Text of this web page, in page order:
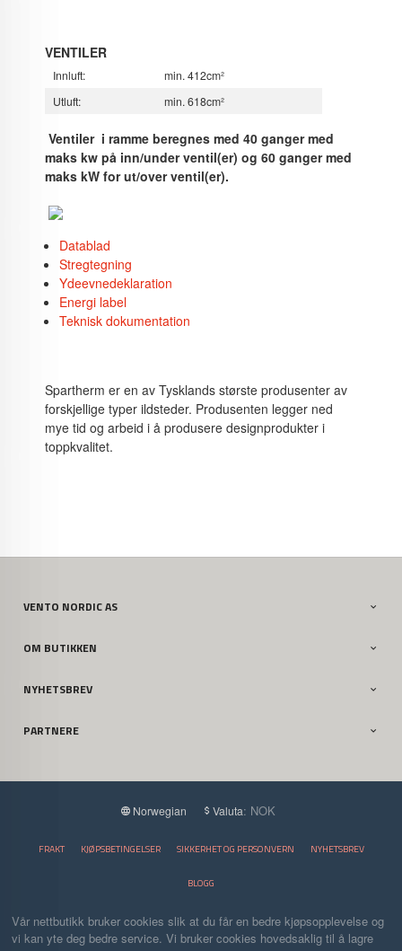
VENTILER
Innluft:
min. 412cm²
Utluft:
min. 618cm²
Ventiler i ramme beregnes med 40 ganger med
maks kw på inn/under ventil(er) og 60 ganger med
maks kW for ut/over ventil(er).
Datablad
Stregtegning
Ydeevnedeklaration
Energi label
Teknisk dokumentation
Spartherm er en av Tysklands største produsenter av
forskjellige typer ildsteder. Produsenten legger ned
mye tid og arbeid i å produsere designprodukter i
toppkvalitet.
VENTO NORDIC AS
OM BUTIKKEN
NYHETSBREV
PARTNERE
Norwegian Valuta: NOK
FRAKT KJØPSBETINGELSER SIKKERHET OG PERSONVERN NYHETSBREV
BLOGG
Vår nettbutikk bruker cookies slik at du får en bedre kjøpsopplevelse og
vi kan yte deg bedre service. Vi bruker cookies hovedsaklig til å lagre